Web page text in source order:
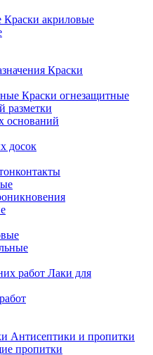
Краски акриловые
Краски
Краски огнезащитные
разметки
оснований
досок
Лаки для
Антисептики и пропитки